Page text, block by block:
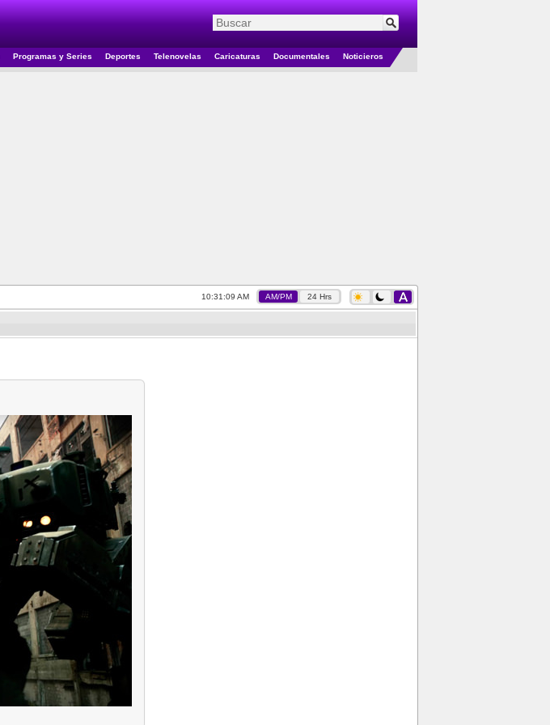
Programas y Series Deportes Telenovelas Caricaturas Documentales Noticieros
10:31:09 AM AM/PM 24 Hrs